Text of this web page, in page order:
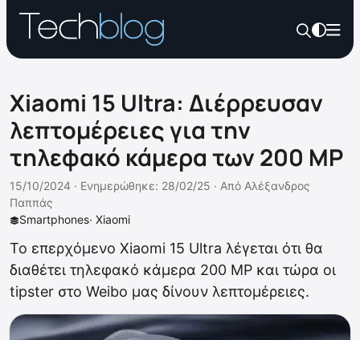
Xiaomi 15 Ultra: Διέρρευσαν
λεπτομέρειες για την
τηλεφακό κάμερα των 200 MP
Smartphones· Xiaomi
15/10/2024 · Ενημερώθηκε: 28/02/25 · Από Αλέξανδρος
Παππάς
Το επερχόμενο Xiaomi 15 Ultra λέγεται ότι θα
διαθέτει τηλεφακό κάμερα 200 MP και τώρα οι
tipster στο Weibo μας δίνουν λεπτομέρειες.